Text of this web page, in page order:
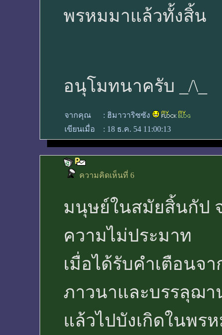
พรหมมาแล้วทั้งสิ้น
อนุโมทนาครับ _/\_
จากคุณ : ฮิมาวาริซซัง
เขียนเมื่อ
: 18 ธ.ค. 54 11:00:13
ความคิดเห็นที่ 6
มนุษย์ในสมัยสิ้นกัป
ความไม่ประมาท
เมื่อได้รับคำเตือนจ
ภาวนาและบรรลุฌ
แล้วไปบังเกิดในพร